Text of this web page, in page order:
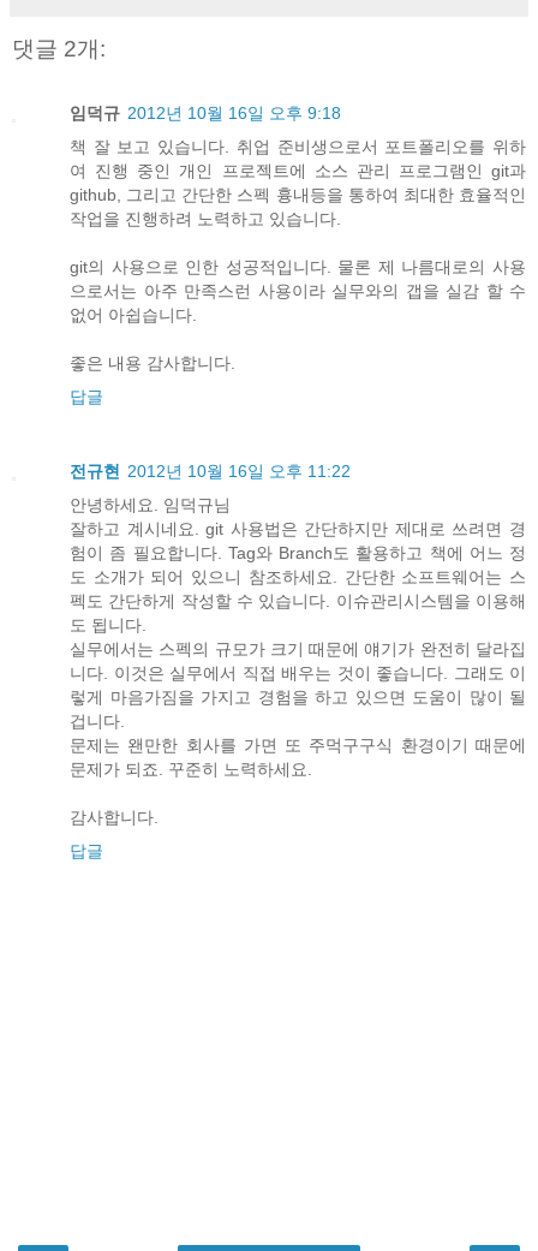
댓글 2개:
임덕규 2012년 10월 16일 오후 9:18
책 잘 보고 있습니다. 취업 준비생으로서 포트폴리오를 위하
여 진행 중인 개인 프로젝트에 소스 관리 프로그램인 git과
github, 그리고 간단한 스펙 흉내등을 통하여 최대한 효율적인
작업을 진행하려 노력하고 있습니다.
git의 사용으로 인한 성공적입니다. 물론 제 나름대로의 사용
으로서는 아주 만족스런 사용이라 실무와의 갭을 실감 할 수
없어 아쉽습니다.
좋은 내용 감사합니다.
답글
전규현
2012년 10월 16일 오후 11:22
안녕하세요. 임덕규님
잘하고 계시네요. git 사용법은 간단하지만 제대로 쓰려면 경
험이 좀 필요합니다. Tag와 Branch도 활용하고 책에 어느 정
도 소개가 되어 있으니 참조하세요. 간단한 소프트웨어는 스
펙도 간단하게 작성할 수 있습니다. 이슈관리시스템을 이용해
도 됩니다.
실무에서는 스펙의 규모가 크기 때문에 얘기가 완전히 달라집
니다. 이것은 실무에서 직접 배우는 것이 좋습니다. 그래도 이
렇게 마음가짐을 가지고 경험을 하고 있으면 도움이 많이 될
겁니다.
문제는 왠만한 회사를 가면 또 주먹구구식 환경이기 때문에
문제가 되죠. 꾸준히 노력하세요.
감사합니다.
답글